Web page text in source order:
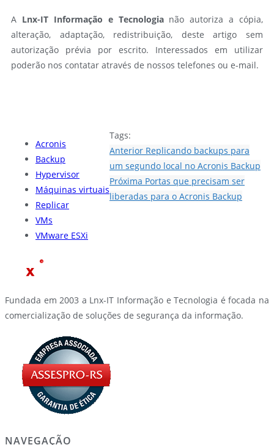
A Lnx-IT Informação e Tecnologianão autoriza a cópia,
alteração, adaptação, redistribuição, deste artigo sem
autorização prévia por escrito. Interessados em utilizar
poderão nos contatar através de nossos telefones ou e-mail.
Tags:
Acronis
Backup
Hypervisor
Máquinas virtuais
Replicar
VMs
VMware ESXi
Anterior Replicando backups para
um segundo local no Acronis Backup
Próxima Portas que precisam ser
liberadas para o Acronis Backup
Fundada em 2003 a Lnx-IT Informação e Tecnologia é focada na
comercialização de soluções de segurança da informação.
NAVEGAÇÃO